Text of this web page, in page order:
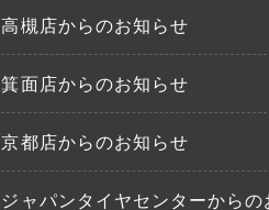
高槻店からのお知らせ
箕面店からのお知らせ
京都店からのお知らせ
ジャパンタイヤセンターからの